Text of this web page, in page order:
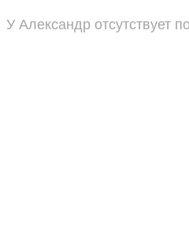
У Александр отсутствует